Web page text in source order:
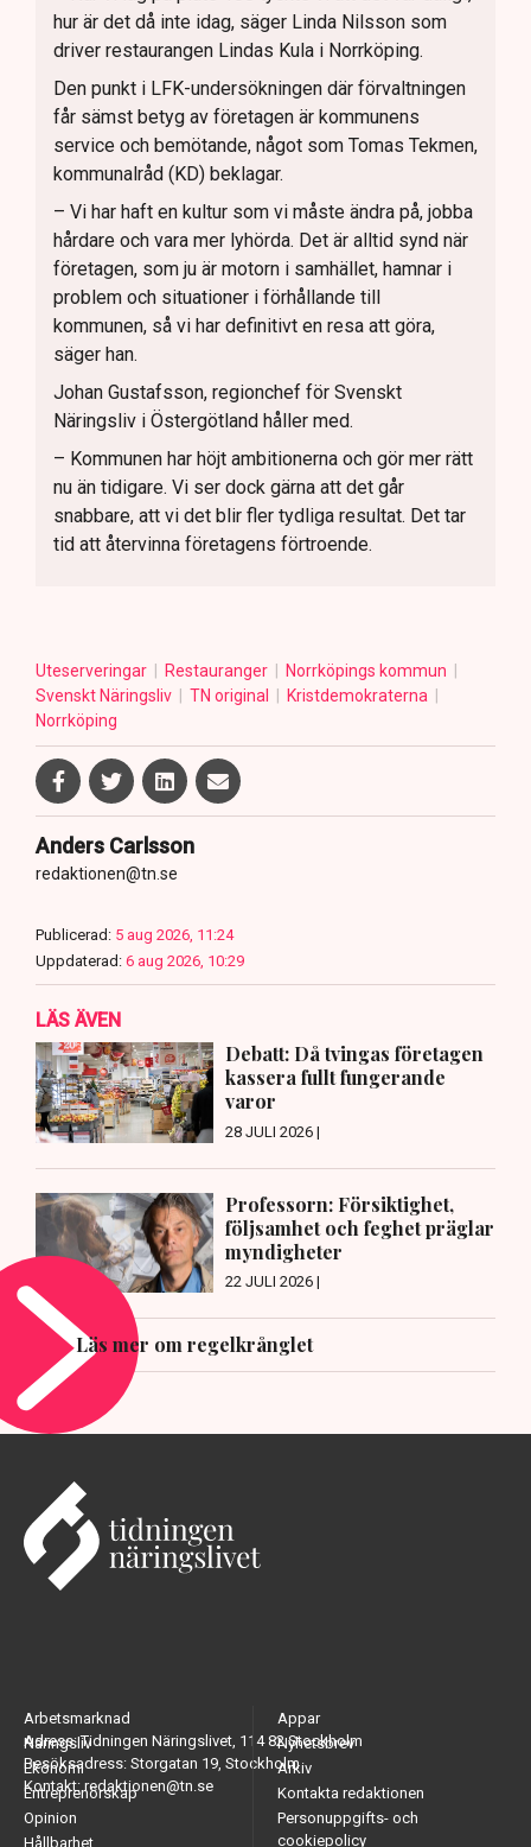
hur är det då inte idag, säger Linda Nilsson som
driver restaurangen Lindas Kula i Norrköping.
Den punkt i LFK-undersökningen där förvaltningen
får sämst betyg av företagen är kommunens
service och bemötande, något som Tomas Tekmen,
kommunalråd (KD) beklagar.
– Vi har haft en kultur som vi måste ändra på, jobba
hårdare och vara mer lyhörda. Det är alltid synd när
företagen, som ju är motorn i samhället, hamnar i
problem och situationer i förhållande till
kommunen, så vi har definitivt en resa att göra,
säger han.
Johan Gustafsson, regionchef för Svenskt
Näringsliv i Östergötland håller med.
– Kommunen har höjt ambitionerna och gör mer rätt
nu än tidigare. Vi ser dock gärna att det går
snabbare, att vi det blir fler tydliga resultat. Det tar
tid att återvinna företagens förtroende.
Uteserveringar Restauranger
Norrköpings kommun
Svenskt Näringsliv
TN original
Kristdemokraterna
Norrköping
Anders Carlsson
redaktionen@tn.se
Publicerad: 5 aug 2026, 11:24
Uppdaterad: 6 aug 2026, 10:29
LÄS ÄVEN
Debatt: Då tvingas företagen
kassera fullt fungerande
varor
28 JULI 2026 |
Professorn: Försiktighet,
följsamhet och feghet präglar
myndigheter
22 JULI 2026 |
Läs mer om regelkrånglet
Adress: Tidningen Näringslivet, 114 82 Stockholm
Besöksadress: Storgatan 19, Stockholm
Kontakt: redaktionen@tn.se
Arbetsmarknad
Näringsliv
Ekonomi
Entreprenörskap
Opinion
Hållbarhet
Appar
Nyhetsbrev
Arkiv
Kontakta redaktionen
Personuppgifts- och
cookiepolicy